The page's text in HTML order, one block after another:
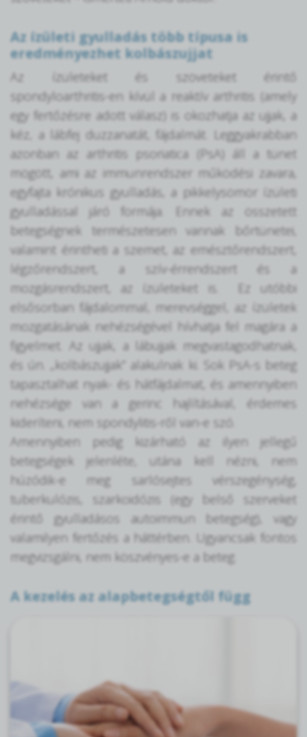
Az ízületi gyulladás több típusa is
eredményezhet kolbászujjat
Az ízületeket és szöveteket érintő
spondyloarthritis-en kívül a reaktív arthritis (amely
egy fertőzésre adott válasz) is okozhatja az ujjak, a
kéz, a lábfej duzzanatát, fájdalmát. Leggyakrabban
azonban az arthritis psoriatica (PsA) áll a tünet
mögött, ami az immunrendszer működési zavara,
egyfajta krónikus gyulladás, a pikkelysömör ízületi
gyulladással járó formája. Ennek az összetett
betegségnek természetesen vannak bőrtünetei,
valamint érintheti a szemet, az emésztőrendszert,
légzőrendszert, a szív-érrendszert és a
mozgásrendszert, az ízületeket is. Ez utóbbi
elsősorban fájdalommal, merevséggel, az ízületek
mozgatásának nehézségével hívhatja fel magára a
figyelmet. Az ujjak, a lábujjak megvastagodhatnak,
és ún. „kolbászujjak” alakulnak ki. Sok PsA-s beteg
tapasztalhat nyak- és hátfájdalmat, és amennyiben
nehézsége van a gerinc hajlításával, érdemes
kideríteni, nem spondylitis-ről van-e szó.
Amennyiben pedig kizárható az ilyen jellegű
betegségek jelenléte, utána kell nézni, nem
húzódik-e meg sarlósejtes vérszegénység,
tuberkulózis, szarkoidózis (egy belső szerveket
érintő gyulladásos autoimmun betegség), vagy
valamilyen fertőzés a háttérben. Ugyancsak fontos
megvizsgálni, nem köszvényes-e a beteg.
A kezelés az alapbetegségtől függ